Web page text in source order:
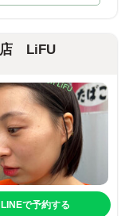
店 LiFU
LINEで予約する